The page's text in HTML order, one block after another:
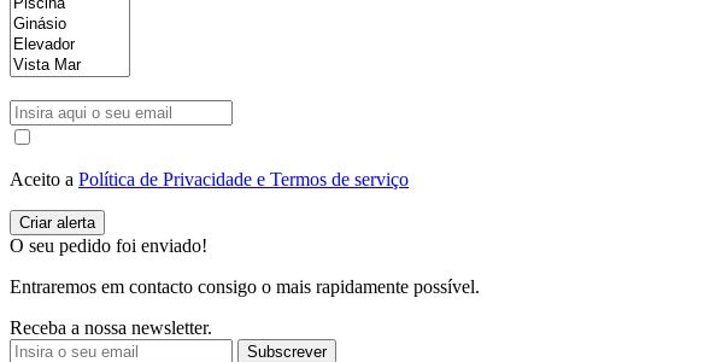
Aceito a Política de Privacidade e Termos de serviço
O seu pedido foi enviado!
Entraremos em contacto consigo o mais rapidamente possível.
Receba a nossa newsletter.
Subscrever